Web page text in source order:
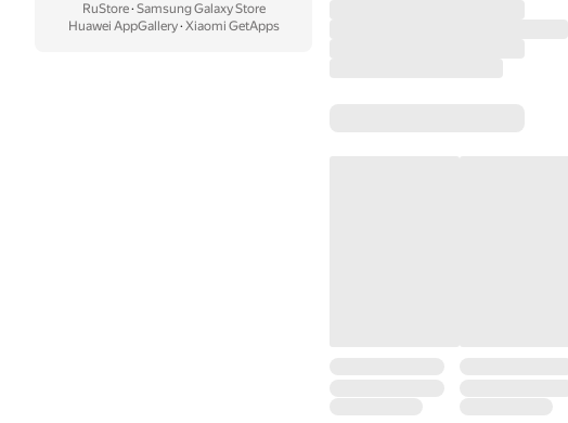
RuStore· Samsung Galaxy Store
Huawei AppGallery· Xiaomi GetApps